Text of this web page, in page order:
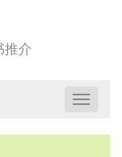
推介
Toggle